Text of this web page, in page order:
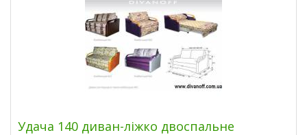
Удача 140 диван-ліжко двоспальне